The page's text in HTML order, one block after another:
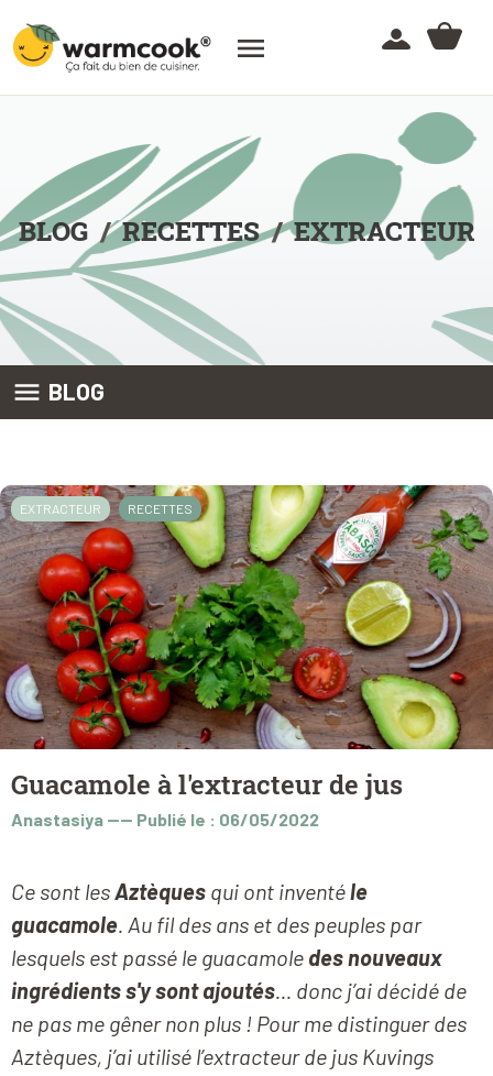

BLOG RECETTES EXTRACTEUR
 BLOG
EXTRACTEUR RECETTES
Guacamole à l'extracteur de jus
Anastasiya ---- Publié le : 06/05/2022
Ce sont les Aztèques qui ont inventé le
guacamole . Au fil des ans et des peuples par
lesquels est passé le guacamole des nouveaux
ingrédients s'y sont ajoutés ... donc j’ai décidé de
ne pas me gêner non plus ! Pour me distinguer des
Aztèques, j’ai utilisé l’extracteur de jus Kuvings